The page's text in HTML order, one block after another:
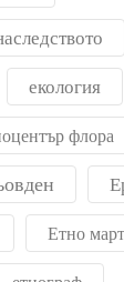
екология
флора
Етно